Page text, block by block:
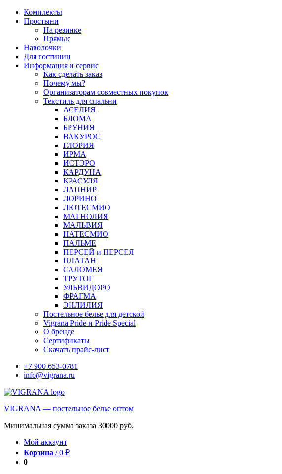
Перейти
содержимому
Комплекты
Простыни
На резинке
Прямые
Наволочки
Для гостиниц
Информация и сервис
Как сделать заказ
Почему мы?
Организаторам совместных покупок
Текстиль для спальни
АСЕЛИЯ
БЛОМА
БРУНИЯ
ВАКУРОС
ГЛОРИЯ
ИРМА
ИСТЭРО
КАРДУНА
КРАСУЛЯ
ЛАПНИР
ЛОРИНО
ЛЮТЕСМИО
МАГНОЛИЯ
МАЛЬВИЯ
НАТЕСМИО
ПАЛЬМЕ
ПЕРСЕЙ и ПЕРСЕЯ
ПЛАТАН
САЛОМЕЯ
ТРУТОГ
УЛЬВИДОРО
ФРАГМА
ЭНЛИЛИЯ
Постельное белье для детской
Vigrana Pride и Pride Special
О бренде
Сертификаты
Скачать прайс-лист
+7 900 653-0781
info@vigrana.ru
VIGRANA — постельное белье оптом
Минимальная сумма заказа 30000 руб.
Мой аккаунт
Корзина /0 ₽
0